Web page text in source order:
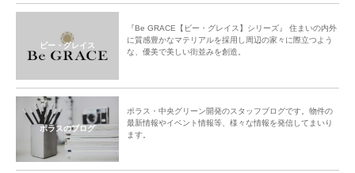
ビー・グレイス
『Be GRACE【ビー・グレイス】シリーズ』 住まいの内外
に質感豊かなマテリアルを採用し周辺の家々に際立つよう
な、優美で美しい街並みを創造。
ポラスのブログ
ポラス・中央グリーン開発のスタッフブログです。物件の
最新情報やイベント情報等、様々な情報を発信してまいり
ます。